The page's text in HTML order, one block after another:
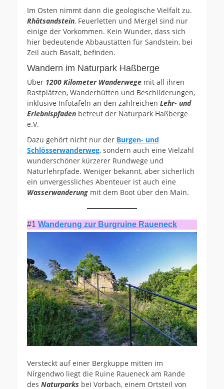
Im Osten nimmt dann die geologische Vielfalt zu.
Rhätsandstein, Feuerletten und Mergel sind nur
einige der Vorkommen. Kein Wunder, dass sich
hier bedeutende Abbaustätten für Sandstein, bei
Zeil auch Basalt, befinden.
Wandern im Naturpark Haßberge
Über 1200 Kilometer Wanderwege mit all ihren
Rastplätzen, Wanderhütten und Beschilderungen,
inklusive Infotafeln an den zahlreichen Lehr- und
Erlebnispfaden betreut der Naturpark Haßberge
e.V.
Dazu gehört nicht nur der Burgen- und
Schlösserwanderweg, sondern auch eine Vielzahl
wunderschöner kürzerer Rundwege und
Naturlehrpfade. Weniger bekannt, aber sicherlich
ein unvergessliches Abenteuer ist auch eine
Wasserwanderung mit dem Boot über den Main.
#1 Wanderung zur Burgruine Raueneck
Versteckt auf einer Bergkuppe mitten im
Nirgendwo liegt die Ruine Raueneck am Rande
des Naturparks bei Vorbach, einem Ortsteil von